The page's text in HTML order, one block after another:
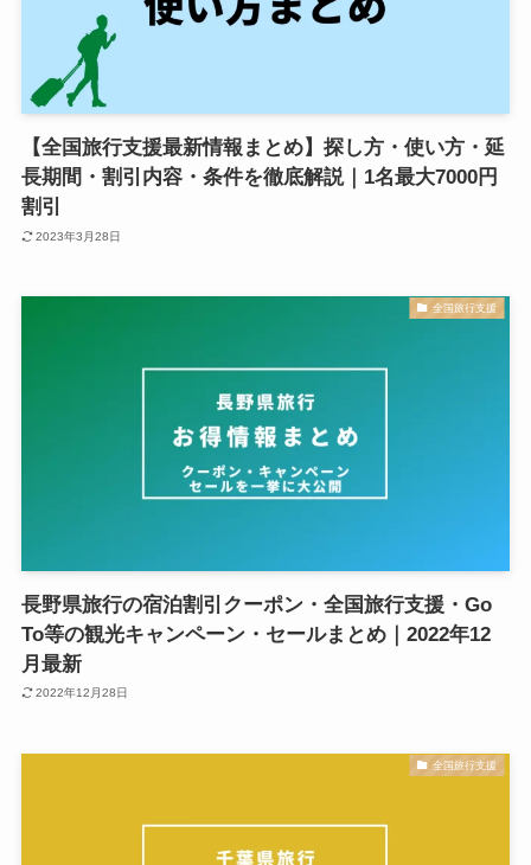
【全国旅行支援最新情報まとめ】探し方・使い方・延
長期間・割引内容・条件を徹底解説｜1名最大7000円
割引
2023年3月28日
全国旅行支援
長野県旅行の宿泊割引クーポン・全国旅行支援・Go
To等の観光キャンペーン・セールまとめ｜2022年12
月最新
2022年12月28日
全国旅行支援